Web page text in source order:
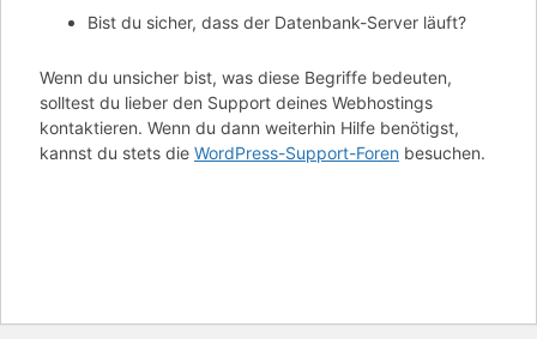
Bist du sicher, dass der Datenbank-Server läuft?
Wenn du unsicher bist, was diese Begriffe bedeuten,
solltest du lieber den Support deines Webhostings
kontaktieren. Wenn du dann weiterhin Hilfe benötigst,
kannst du stets die WordPress-Support-Foren besuchen.